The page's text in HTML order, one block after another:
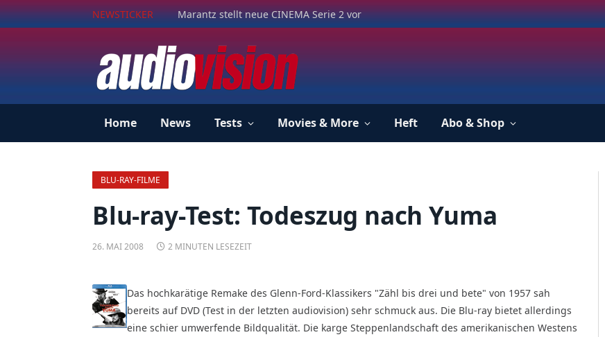
NEWSTICKER Marantz stellt neue CINEMA Serie 2 vor
Home News Tests Movies & More Heft Abo & Shop
BLU-RAY-FILME
Blu-ray-Test: Todeszug nach Yuma
26. MAI 2008 2 MINUTEN LESEZEIT
Das hochkarätige Remake des Glenn-Ford-Klassikers "Zähl bis drei und bete" von 1957 sah
bereits auf DVD (Test in der letzten audio­vision) sehr schmuck aus. Die Blu-ray bietet aller­dings
eine schier umwerfende Bildqualität. Die karge Steppenlandschaft des amerikanischen Westens